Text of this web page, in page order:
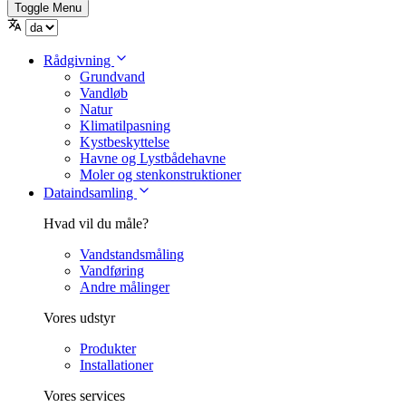
Toggle Menu
Rådgivning
Grundvand
Vandløb
Natur
Klimatilpasning
Kystbeskyttelse
Havne og Lystbådehavne
Moler og stenkonstruktioner
Dataindsamling
Hvad vil du måle?
Vandstandsmåling
Vandføring
Andre målinger
Vores udstyr
Produkter
Installationer
Vores services